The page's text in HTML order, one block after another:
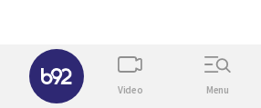
Video Menu
✕